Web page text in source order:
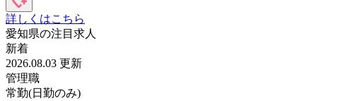
詳しくはこちら
愛知県の注目求人
新着
2026.08.03 更新
管理職
常勤(日勤のみ)